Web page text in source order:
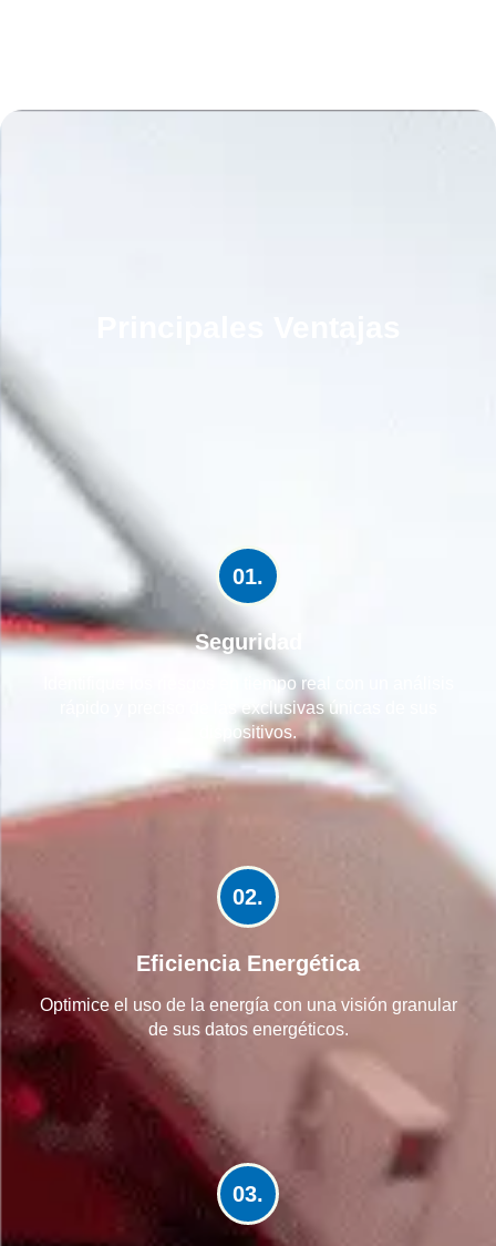
01.
Seguridad
Identifique los riesgos en tiempo real con un análisis
rápido y preciso de las exclusivas únicas de sus
dispositivos.
02.
Eficiencia Energética
Optimice el uso de la energía con una visión granular
de sus datos energéticos.
03.